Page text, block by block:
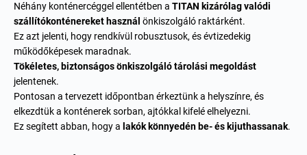
Néhány konténercéggel ellentétben a TITAN kizárólag valódi
szállítókonténereket használ önkiszolgáló raktárként.
Ez azt jelenti, hogy rendkívül robusztusok, és évtizedekig
működőképesek maradnak.
Tökéletes, biztonságos önkiszolgáló tárolási megoldást
jelentenek.
Pontosan a tervezett időpontban érkeztünk a helyszínre, és
elkezdtük a konténerek sorban, ajtókkal kifelé elhelyezni.
Ez segített abban, hogy a lakók könnyedén be- és kijuthassanak.